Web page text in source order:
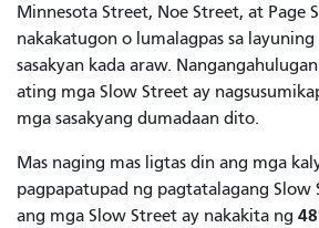
Minnesota Street, Noe Street, at Page
nakakatugon o lumalagpas sa
sasakyan kada araw.
ating mga Slow Street ay
mga sasakyang dumadaan dito.
Mas naging mas ligtas din ang mga
pagpapatupad ng pagtatalagang Slow
ang mga Slow Street ay nakakita ng